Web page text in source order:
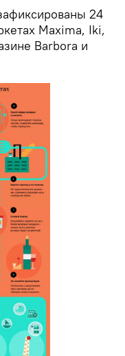
24
Maxima, Iki,
Barbora и